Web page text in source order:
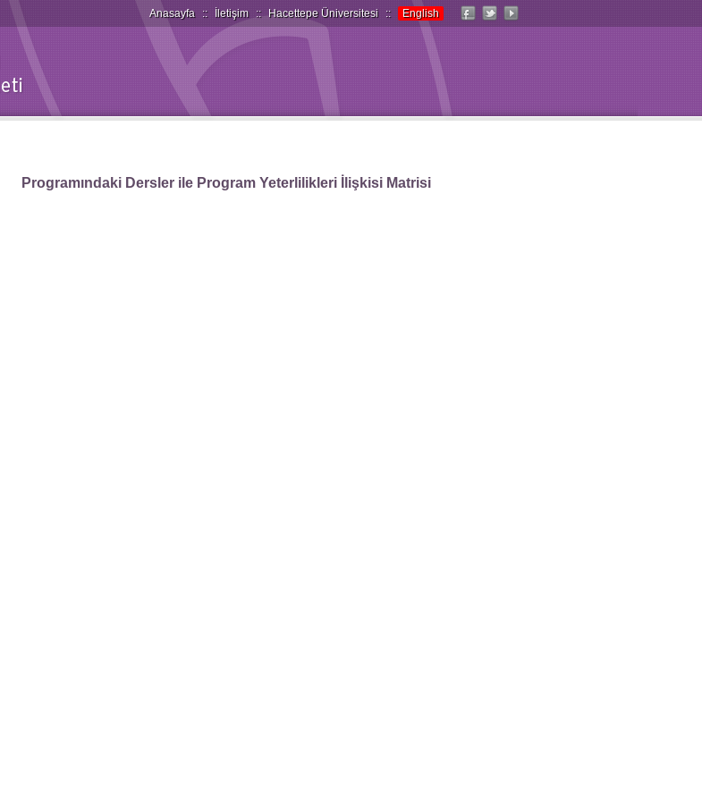
Anasayfa :: İletişim :: Hacettepe Üniversitesi :: English
Programındaki Dersler ile Program Yeterlilikleri İlişkisi Matrisi